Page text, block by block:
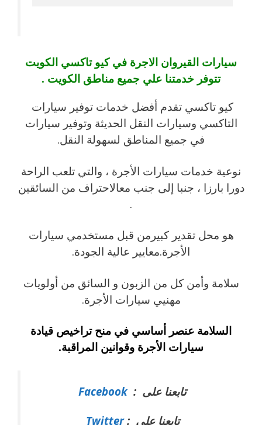
سيارات القيروان الاجرة في كيو تاكسي الكويت
تتوفر خدمتنا علي جميع مناطق الكويت .
كيو تاكسي تقدم أفضل خدمات توفير سيارات
التاكسي وسيارات النقل الحديثة وتوفير سيارات
في جميع المناطق لسهولة النقل.
نوعية خدمات سيارات الأجرة ، والتي تلعب الراحة
دورا بارزا ، جنبا إلى جنب معالاحتراف من السائقين
.
هو محل تقدير كبيرمن قبل مستخدمي سيارات
الأجرة.معايير عالية الجودة.
سلامة وأمن كل من الزبون و السائق من أولويات
مهنيي سيارات الأجرة.
السلامة عنصر أساسي في منح تراخيص قيادة
سيارات الأجرة وقوانين المراقبة.
تابعنا على :Facebook
تابعنا على :Twitter